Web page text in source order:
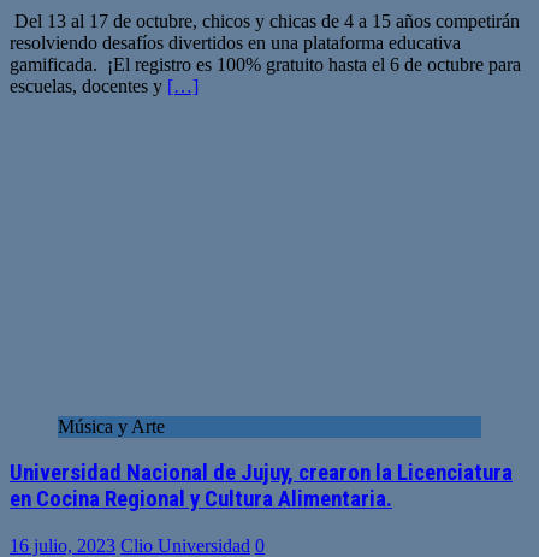
Del 13 al 17 de octubre, chicos y chicas de 4 a 15 años competirán
resolviendo desafíos divertidos en una plataforma educativa
gamificada. ¡El registro es 100% gratuito hasta el 6 de octubre para
escuelas, docentes y […]
Música y Arte
Universidad Nacional de Jujuy, crearon la Licenciatura
en Cocina Regional y Cultura Alimentaria.
16 julio, 2023 Clio Universidad 0